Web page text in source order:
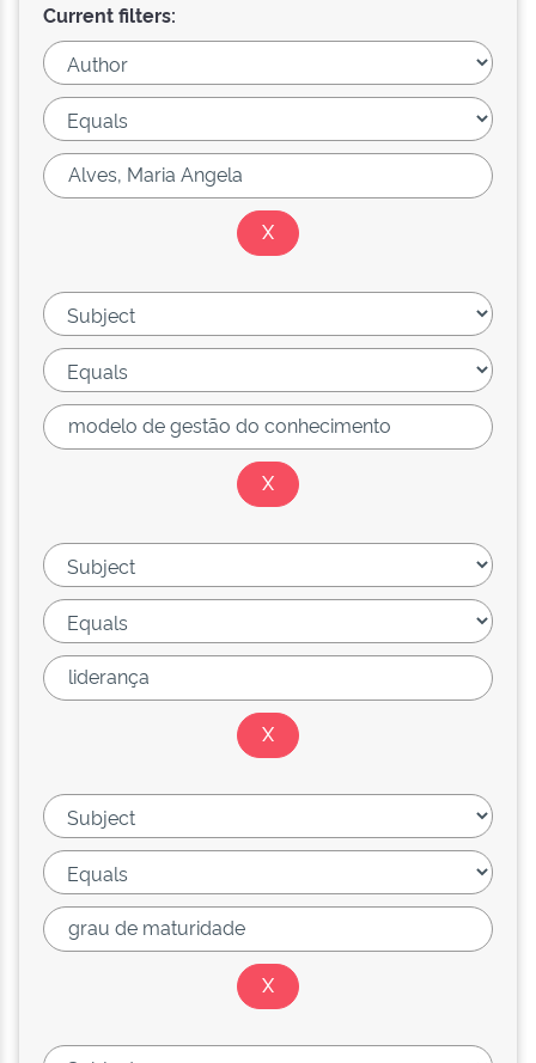
Current filters: